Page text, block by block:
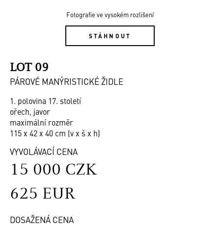
Fotografie ve vysokém rozlišení
STÁHNOUT
LOT 09
PÁROVÉ MANÝRISTICKÉ ŽIDLE
1. polovina 17. století
ořech, javor
maximální rozměr
115 x 42 x 40 cm (v x š x h)
VYVOLÁVACÍ CENA
15 000 CZK
625 EUR
DOSAŽENÁ CENA